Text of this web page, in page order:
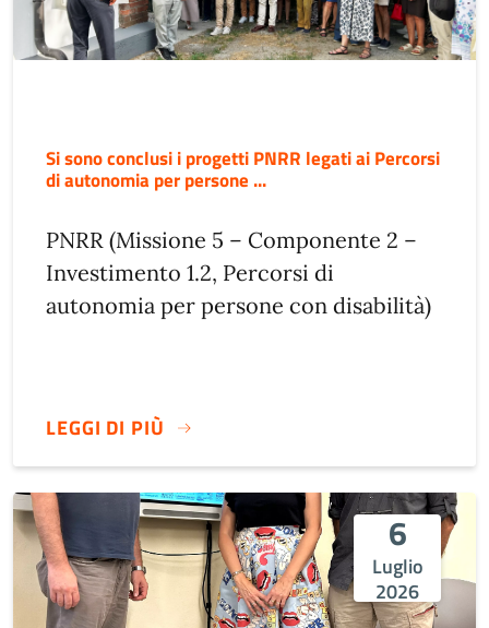
Si sono conclusi i progetti PNRR legati ai Percorsi
di autonomia per persone ...
PNRR (Missione 5 – Componente 2 –
Investimento 1.2, Percorsi di
autonomia per persone con disabilità)
LEGGI DI PIÙ
6
Luglio
2026